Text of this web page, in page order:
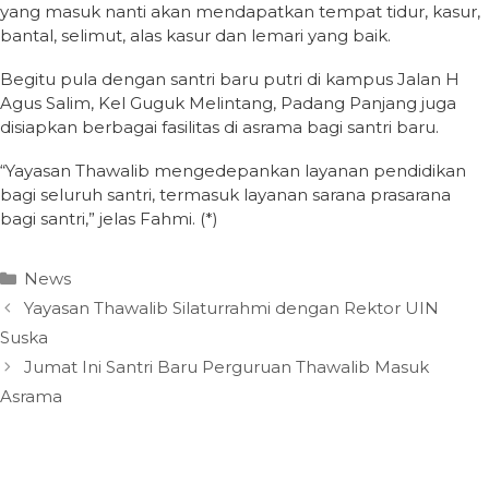
yang masuk nanti akan mendapatkan tempat tidur, kasur,
bantal, selimut, alas kasur dan lemari yang baik.
Begitu pula dengan santri baru putri di kampus Jalan H
Agus Salim, Kel Guguk Melintang, Padang Panjang juga
disiapkan berbagai fasilitas di asrama bagi santri baru.
“Yayasan Thawalib mengedepankan layanan pendidikan
bagi seluruh santri, termasuk layanan sarana prasarana
bagi santri,” jelas Fahmi. (*)
Categories
News
Yayasan Thawalib Silaturrahmi dengan Rektor UIN
Suska
Jumat Ini Santri Baru Perguruan Thawalib Masuk
Asrama